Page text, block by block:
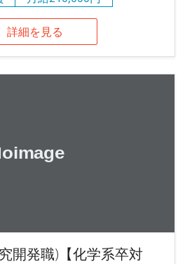
詳細を見る
開発職)【化学系卒対